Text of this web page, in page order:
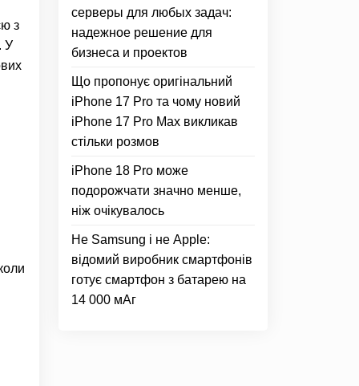
з
У
серверы для любых задач:
надежное решение для
бизнеса и проектов
Що пропонує оригінальний
iPhone 17 Pro та чому новий
iPhone 17 Pro Max викликав
стільки розмов
iPhone 18 Pro може
подорожчати значно менше,
ніж очікувалось
Не Samsung і не Apple:
відомий виробник смартфонів
готує смартфон з батарею на
14 000 мАг